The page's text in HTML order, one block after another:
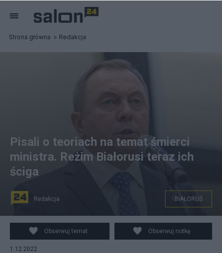
Strona główna Redakcja
Białoruskie służby zatrzymują osoby, które po śmierci
szefa białoruskiej dyplomacji opublikowały w Internecie
negatywne komentarze na jego temat. (fot. Flickr)
Pisali o teoriach na temat śmierci
ministra. Reżim Białorusi teraz ich
ściga
Redakcja BIAŁORUŚ
Obserwuj temat Obserwuj notkę
1.12.2022